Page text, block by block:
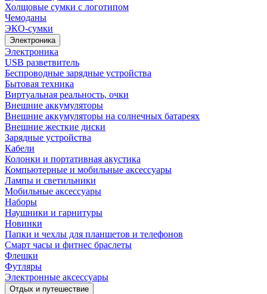
Холщовые сумки с логотипом
Чемоданы
ЭКО-сумки
Электроника
Электроника
USB разветвитель
Беспроводные зарядные устройства
Бытовая техника
Виртуальная реальность, очки
Внешние аккумуляторы
Внешние аккумуляторы на солнечных батареях
Внешние жесткие диски
Зарядные устройства
Кабели
Колонки и портативная акустика
Компьютерные и мобильные аксессуары
Лампы и светильники
Мобильные аксессуары
Наборы
Наушники и гарнитуры
Новинки
Папки и чехлы для планшетов и телефонов
Смарт часы и фитнес браслеты
Флешки
Футляры
Электронные аксессуары
Отдых и путешествие